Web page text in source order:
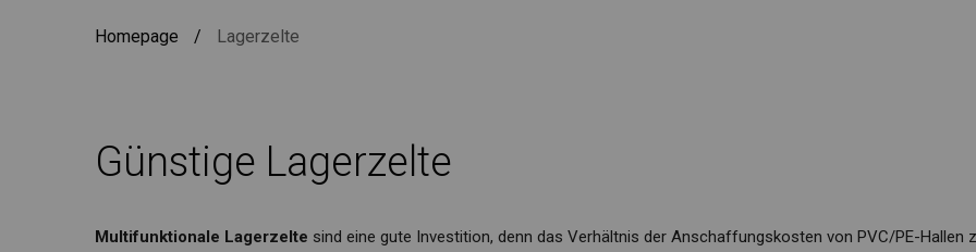
Homepage / Lagerzelte
Günstige Lagerzelte
Multifunktionale Lagerzelte sind eine gute Investition, denn das Verhältnis der Anschaffungskosten von PVC/PE-Hallen